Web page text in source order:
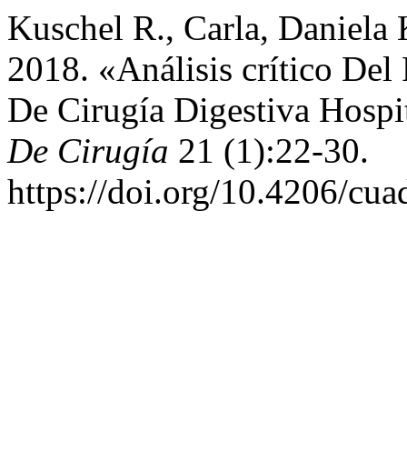
Kuschel R., Carla, Daniela
2018. «Análisis crítico Del
De Cirugía Digestiva
De Cirugía 21 (1):22-30.
https://doi.org/10.4206/